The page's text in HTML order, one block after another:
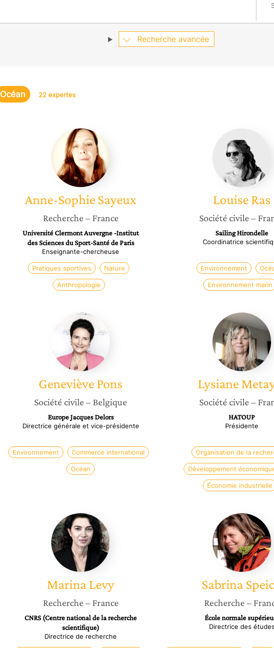
Recherche avancée
Océan 22 expertes
Anne-
Sophie
Sayeux
Anne-SophieSayeux
Recherche – France
Université Clermont Auvergne -Institut
des Sciences du Sport-Santé de Paris
Enseignante-chercheuse
Pratiques sportives Nature
Anthropologie
Ras
LouiseRas
Société civile –
Sailing Hirondelle
Coordinatrice
Environnement
Environnement marin
Geneviève
Pons
GenevièvePons
Société civile – Belgique
Europe Jacques Delors
Directrice générale et vice-présidente
Environnement Commerce international
Océan
Lysiane
Metayer
Lysiane
Société civile –
HATOUP
Présidente
Organisation de la
Développement
Économie industrielle
Marina
Levy
MarinaLevy
Recherche – France
CNRS (Centre national de la recherche
scientifique)
Directrice de recherche
Sabrina
Speich
Sabrina
Recherche –
École normale
Directrice des études